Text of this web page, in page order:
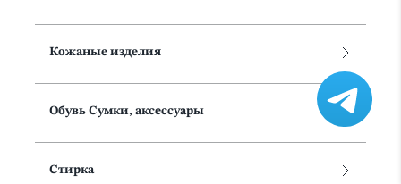
Кожаные изделия
Обувь Сумки, аксессуары
Стирка